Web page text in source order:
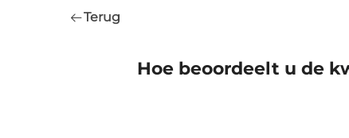
Terug
Hoe beoordeelt u de